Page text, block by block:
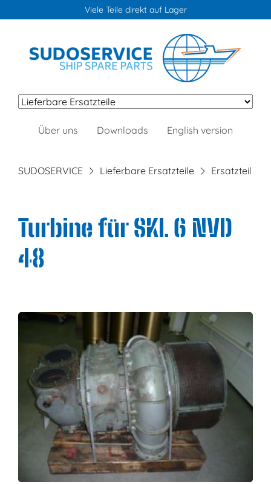
Viele Teile direkt auf Lager
Navigation
Über uns Downloads English version
SUDOSERVICE Lieferbare Ersatzteile Ersatzteil
Turbine für SKL 6 NVD
48